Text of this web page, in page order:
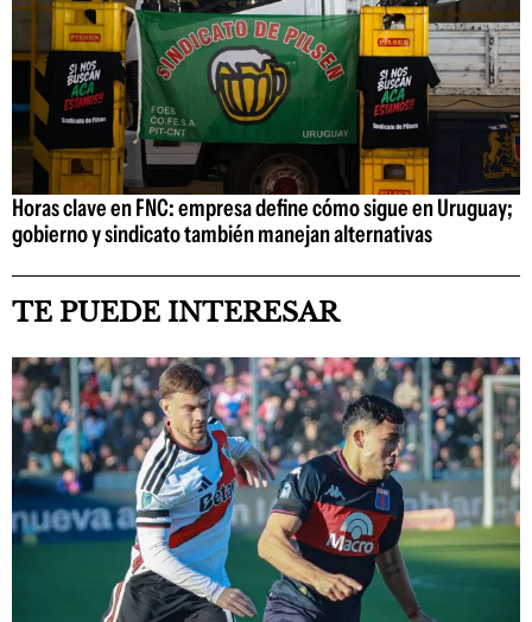
Horas clave en FNC: empresa define cómo sigue en Uruguay;
gobierno y sindicato también manejan alternativas
TE PUEDE INTERESAR